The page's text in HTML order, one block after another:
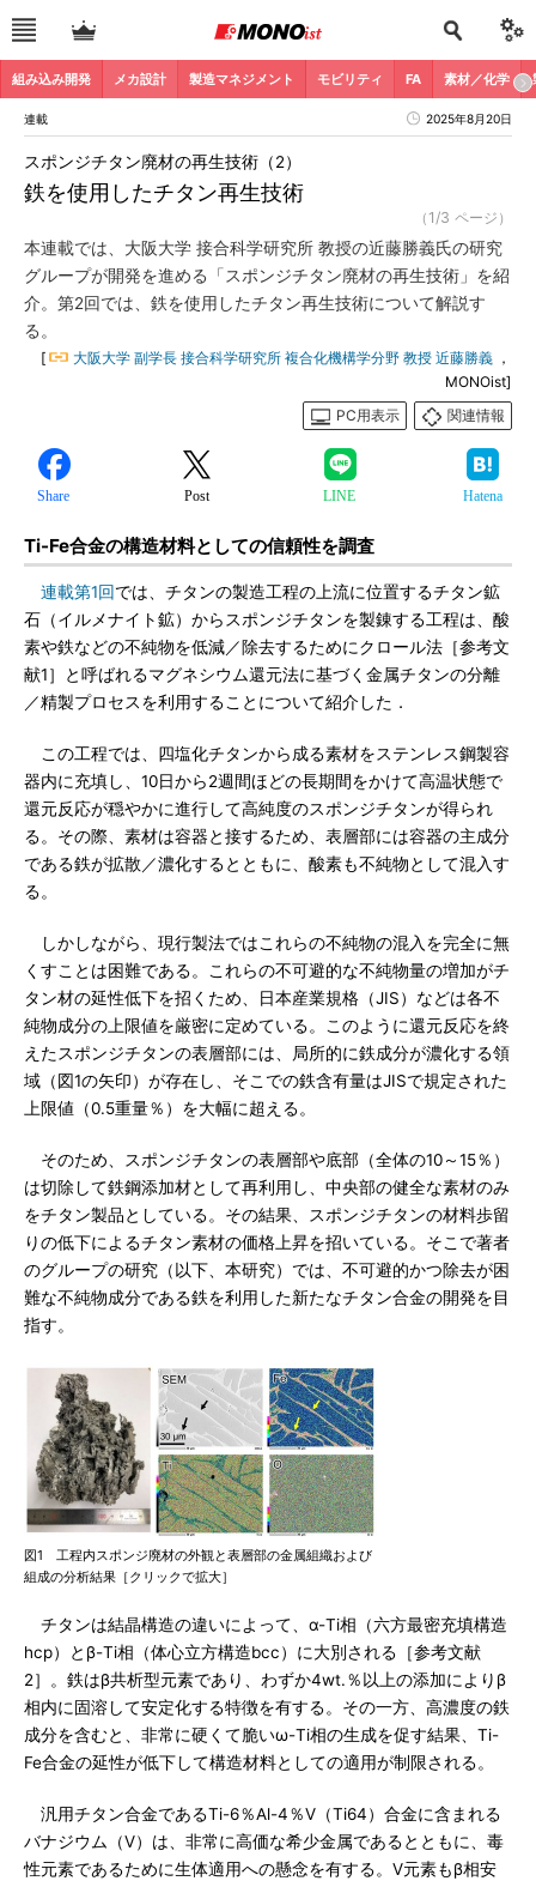
組み込み開発 メカ設計 製造マネジメント モビリティ FA 素材／化学
連載 2025年8月20日
鉄を使用したチタン再生技術
スポンジチタン廃材の再生技術（2）
（1/3 ページ）
本連載では、大阪大学 接合科学研究所 教授の近藤勝義氏の研究
グループが開発を進める「スポンジチタン廃材の再生技術」を紹
介。第2回では、鉄を使用したチタン再生技術について解説す
る。
[ 大阪大学 副学長 接合科学研究所 複合化機構学分野 教授 近藤勝義 ，
MONOist]
PC用表示
関連情報
Share Post LINE Hatena
Ti-Fe合金の構造材料としての信頼性を調査
連載第1回では、チタンの製造工程の上流に位置するチタン鉱
石（イルメナイト鉱）からスポンジチタンを製錬する工程は、酸
素や鉄などの不純物を低減／除去するためにクロール法［参考文
献1］と呼ばれるマグネシウム還元法に基づく金属チタンの分離
／精製プロセスを利用することについて紹介した．
この工程では、四塩化チタンから成る素材をステンレス鋼製容
器内に充填し、10日から2週間ほどの長期間をかけて高温状態で
還元反応が穏やかに進行して高純度のスポンジチタンが得られ
る。その際、素材は容器と接するため、表層部には容器の主成分
である鉄が拡散／濃化するとともに、酸素も不純物として混入す
る。
しかしながら、現行製法ではこれらの不純物の混入を完全に無
くすことは困難である。これらの不可避的な不純物量の増加がチ
タン材の延性低下を招くため、日本産業規格（JIS）などは各不
純物成分の上限値を厳密に定めている。このように還元反応を終
えたスポンジチタンの表層部には、局所的に鉄成分が濃化する領
域（図1の矢印）が存在し、そこでの鉄含有量はJISで規定された
上限値（0.5重量％）を大幅に超える。
そのため、スポンジチタンの表層部や底部（全体の10～15％）
は切除して鉄鋼添加材として再利用し、中央部の健全な素材のみ
をチタン製品としている。その結果、スポンジチタンの材料歩留
りの低下によるチタン素材の価格上昇を招いている。そこで著者
のグループの研究（以下、本研究）では、不可避的かつ除去が困
難な不純物成分である鉄を利用した新たなチタン合金の開発を目
指す。
図1 工程内スポンジ廃材の外観と表層部の金属組織および
組成の分析結果［クリックで拡大］
チタンは結晶構造の違いによって、α-Ti相（六方最密充填構造
hcp）とβ-Ti相（体心立方構造bcc）に大別される［参考文献
2］。鉄はβ共析型元素であり、わずか4wt.％以上の添加によりβ
相内に固溶して安定化する特徴を有する。その一方、高濃度の鉄
成分を含むと、非常に硬くて脆いω-Ti相の生成を促す結果、Ti-
Fe合金の延性が低下して構造材料としての適用が制限される。
汎用チタン合金であるTi-6％Al-4％V（Ti64）合金に含まれる
バナジウム（V）は、非常に高価な希少金属であるとともに、毒
性元素であるために生体適用への懸念を有する。V元素もβ相安